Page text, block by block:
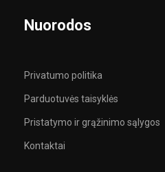
Nuorodos
Privatumo politika
Parduotuvės taisyklės
Pristatymo ir grąžinimo sąlygos
Kontaktai